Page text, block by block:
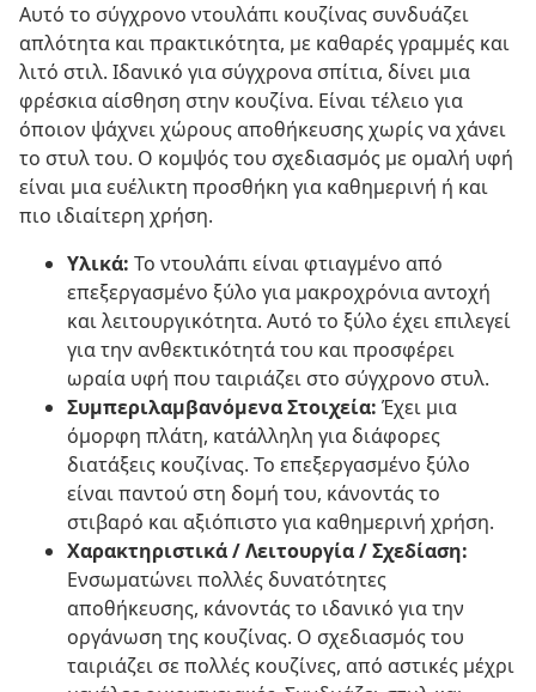
Αυτό το σύγχρονο ντουλάπι κουζίνας συνδυάζει
απλότητα και πρακτικότητα, με καθαρές γραμμές και
λιτό στιλ. Ιδανικό για σύγχρονα σπίτια, δίνει μια
φρέσκια αίσθηση στην κουζίνα. Είναι τέλειο για
όποιον ψάχνει χώρους αποθήκευσης χωρίς να χάνει
το στυλ του. Ο κομψός του σχεδιασμός με ομαλή υφή
είναι μια ευέλικτη προσθήκη για καθημερινή ή και
πιο ιδιαίτερη χρήση.
Υλικά: Το ντουλάπι είναι φτιαγμένο από
επεξεργασμένο ξύλο για μακροχρόνια αντοχή
και λειτουργικότητα. Αυτό το ξύλο έχει επιλεγεί
για την ανθεκτικότητά του και προσφέρει
ωραία υφή που ταιριάζει στο σύγχρονο στυλ.
Συμπεριλαμβανόμενα Στοιχεία: Έχει μια
όμορφη πλάτη, κατάλληλη για διάφορες
διατάξεις κουζίνας. Το επεξεργασμένο ξύλο
είναι παντού στη δομή του, κάνοντάς το
στιβαρό και αξιόπιστο για καθημερινή χρήση.
Χαρακτηριστικά / Λειτουργία / Σχεδίαση:
Ενσωματώνει πολλές δυνατότητες
αποθήκευσης, κάνοντάς το ιδανικό για την
οργάνωση της κουζίνας. Ο σχεδιασμός του
ταιριάζει σε πολλές κουζίνες, από αστικές μέχρι